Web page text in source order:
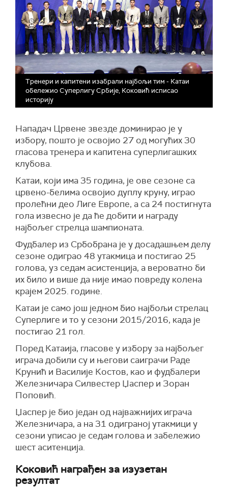
Тренери и капитени изабрали најбољи тим - Катаи
обележио Суперлигу Србије, Коковић исписао
историју
Нападач Црвене звезде доминирао је у
избору, пошто је освојио 27 од могућих 30
гласова тренера и капитена суперлигашких
клубова.
Катаи, који има 35 година, је ове сезоне са
црвено-белима освојио дуплу круну, играо
пролећни део Лиге Европе, а са 24 постигнута
гола извесно је да ће добити и награду
најбољег стрелца шампионата.
Фудбалер из Србобрана је у досадашњем делу
сезоне одиграо 48 утакмица и постигао 25
голова, уз седам асистенција, а вероватно би
их било и више да није имао повреду колена
крајем 2025. године.
Катаи је само још једном био најбољи стрелац
Суперлиге и то у сезони 2015/2016, када је
постигао 21 гол.
Поред Катаија, гласове у избору за најбољег
играча добили су и његови саиграчи Раде
Крунић и Василије Костов, као и фудбалери
Железничара Силвестер Џаспер и Зоран
Поповић.
Џаспер је био један од најважнијих играча
Железничара, а на 31 одиграној утакмици у
сезони уписао је седам голова и забележио
шест аситенција.
Коковић награђен за изузетан
резултат